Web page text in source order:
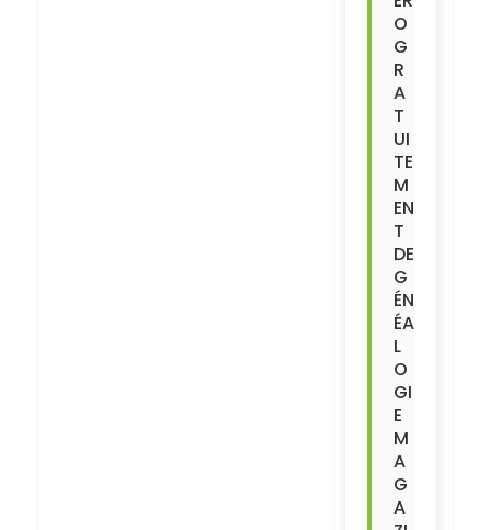
O
G
R
A
T
UI
TE
M
EN
T
DE
G
ÉN
ÉA
L
O
GI
E
M
A
G
A